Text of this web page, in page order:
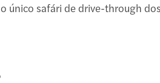
único safári de drive-through